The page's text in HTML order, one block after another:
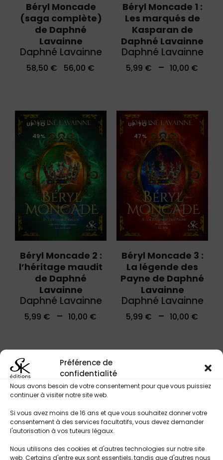
Préférence de
confidentialité
Nous avons besoin de votre consentement pour que vous puissiez
continuer à visiter notre site web.
Si vous avez moins de 16 ans et que vous souhaitez donner votre
consentement à des services facultatifs, vous devez demander
l'autorisation à vos tuteurs légaux.
Nous utilisons des cookies et d'autres technologies sur notre site
web. Certains d'entre eux sont essentiels, tandis que d'autres nous
Béryl Moncade
(saga complète)
de Daphné
Lavainne
Daphné Lavainne
58,50 € 56,00 €
Béryl Moncade 1 :
Les marqués de
Kasparan de
Daphné Lavainne
Daphné Lavainne
5,99 € – 10,00 €
UP TO -
49%
Béryl Moncade 2 :
l’héritage maudit
de Daphné
Lavainne
Daphné Lavainne
5,99 € – 10,00 €
UP TO-
47%
Béryl Moncade 3 :
La légende des
Payne de Daphné
Lavainne
Daphné Lavainne
5,99 € – 10,00 €
UP TO
47%